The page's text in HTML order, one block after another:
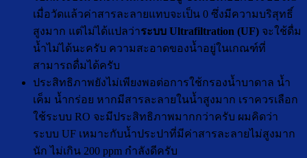
เมื่อวัดแล้วค่าสารละลายแทบจะเป็น 0 ซึ่งมีความบริสุทธิ์
สูงมาก แต่ไม่ได้แปลว่าระบบ Ultrafiltration (UF) จะใช้ดื่ม
น้ำไม่ได้นะครับ ความสะอาดของน้ำอยู่ในเกณฑ์ที่
สามารถดื่มได้ครับ
ประสิทธิภาพยังไม่เพียงพอต่อการใช้กรองน้ำบาดาล น้ำ
เค็ม น้ำกร่อย หากมีสารละลายในน้ำสูงมาก เราควรเลือก
ใช้ระบบ RO จะมีประสิทธิภาพมากกว่าครับ ผมคิดว่า
ระบบ UF เหมาะกับน้ำประปาที่มีค่าสารละลายไม่สูงมาก
นัก ไม่เกิน 200 ppm กำลังดีครับ